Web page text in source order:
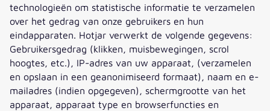
technologieën om statistische informatie te verzamelen
over het gedrag van onze gebruikers en hun
eindapparaten. Hotjar verwerkt de volgende gegevens:
Gebruikersgedrag (klikken, muisbewegingen, scrol
hoogtes, etc.), IP-adres van uw apparaat, (verzamelen
en opslaan in een geanonimiseerd formaat), naam en e-
mailadres (indien opgegeven), schermgrootte van het
apparaat, apparaat type en browserfuncties en